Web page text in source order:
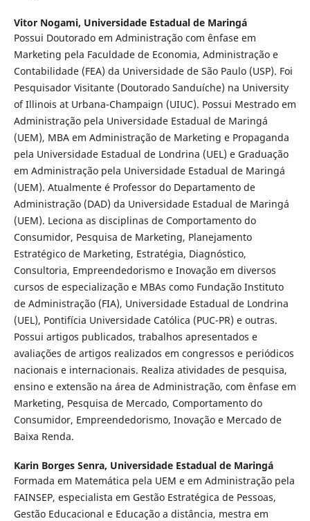
Vitor Nogami, Universidade Estadual de Maringá
Possui Doutorado em Administração com ênfase em
Marketing pela Faculdade de Economia, Administração e
Contabilidade (FEA) da Universidade de São Paulo (USP). Foi
Pesquisador Visitante (Doutorado Sanduíche) na University
of Illinois at Urbana-Champaign (UIUC). Possui Mestrado em
Administração pela Universidade Estadual de Maringá
(UEM), MBA em Administração de Marketing e Propaganda
pela Universidade Estadual de Londrina (UEL) e Graduação
em Administração pela Universidade Estadual de Maringá
(UEM). Atualmente é Professor do Departamento de
Administração (DAD) da Universidade Estadual de Maringá
(UEM). Leciona as disciplinas de Comportamento do
Consumidor, Pesquisa de Marketing, Planejamento
Estratégico de Marketing, Estratégia, Diagnóstico,
Consultoria, Empreendedorismo e Inovação em diversos
cursos de especialização e MBAs como Fundação Instituto
de Administração (FIA), Universidade Estadual de Londrina
(UEL), Pontifícia Universidade Católica (PUC-PR) e outras.
Possui artigos publicados, trabalhos apresentados e
avaliações de artigos realizados em congressos e periódicos
nacionais e internacionais. Realiza atividades de pesquisa,
ensino e extensão na área de Administração, com ênfase em
Marketing, Pesquisa de Mercado, Comportamento do
Consumidor, Empreendedorismo, Inovação e Mercado de
Baixa Renda.
Karin Borges Senra, Universidade Estadual de Maringá
Formada em Matemática pela UEM e em Administração pela
FAINSEP, especialista em Gestão Estratégica de Pessoas,
Gestão Educacional e Educação a distância, mestra em